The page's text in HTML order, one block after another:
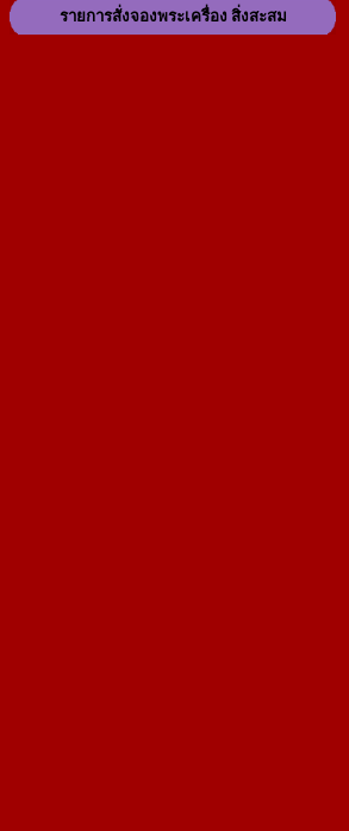
รายการสั่งจองพระเครื่อง สิ่งสะสม